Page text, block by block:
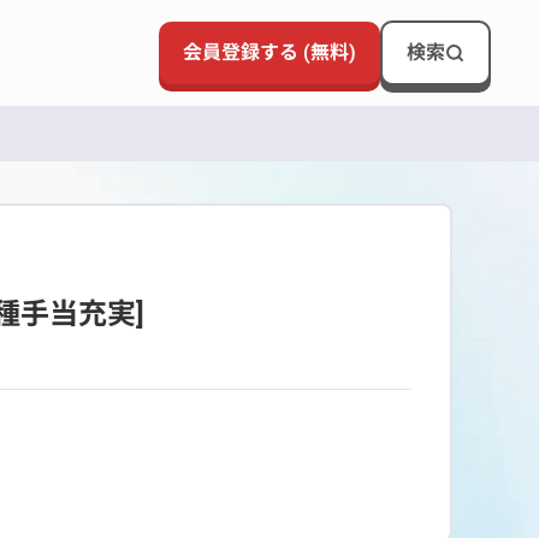
会員登録する (無料) 検索
手当充実]